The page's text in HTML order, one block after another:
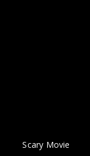
Scary Movie